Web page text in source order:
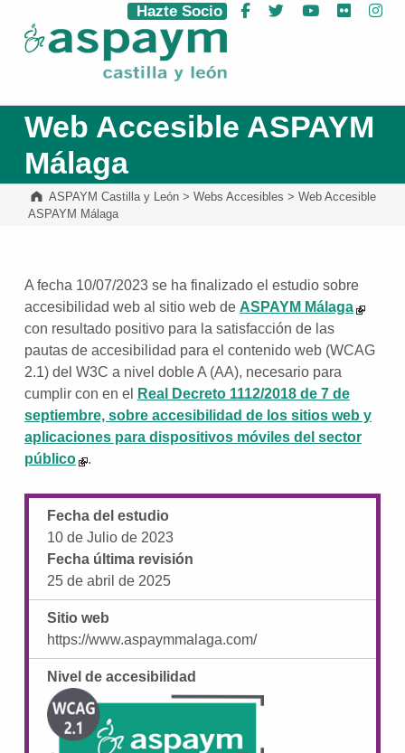
ASPAYM Castilla y León
Hazte Socio Facebook
Twitter YouTube
Flickr
Web Accesible ASPAYM
Málaga
ASPAYM Castilla y León> Webs Accesibles > Web Accesible
ASPAYM Málaga
A fecha 10/07/2023 se ha finalizado el estudio sobre
accesibilidad web al sitio web de ASPAYM Málaga
con resultado positivo para la satisfacción de las
pautas de accesibilidad para el contenido web (WCAG
2.1) del W3C a nivel doble A (AA), necesario para
cumplir con en el
Real Decreto 1112/2018 de 7 de
septiembre, sobre accesibilidad de los sitios web y
aplicaciones para dispositivos móviles del sector
público
.
Fecha del estudio
10 de Julio de 2023
Fecha última revisión
25 de abril de 2025
Sitio web
https://www.aspaymmalaga.com/
Nivel de accesibilidad